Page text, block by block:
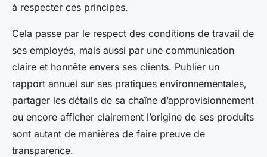
à respecter ces principes.
Cela passe par le respect des conditions de travail de
ses employés, mais aussi par une communication
claire et honnête envers ses clients. Publier un
rapport annuel sur ses pratiques environnementales,
partager les détails de sa chaîne d’approvisionnement
ou encore afficher clairement l’origine de ses produits
sont autant de manières de faire preuve de
transparence.